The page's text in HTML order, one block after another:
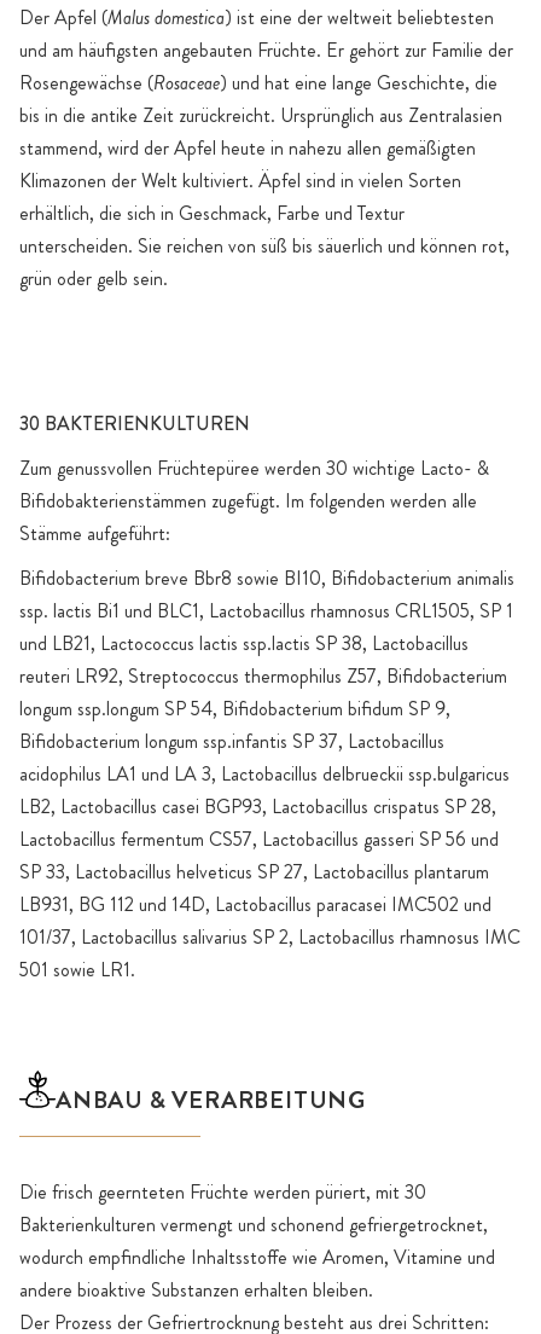
Der Apfel (Malus domestica) ist eine der weltweit beliebtesten
und am häufigsten angebauten Früchte. Er gehört zur Familie der
Rosengewächse (Rosaceae) und hat eine lange Geschichte, die
bis in die antike Zeit zurückreicht. Ursprünglich aus Zentralasien
stammend, wird der Apfel heute in nahezu allen gemäßigten
Klimazonen der Welt kultiviert. Äpfel sind in vielen Sorten
erhältlich, die sich in Geschmack, Farbe und Textur
unterscheiden. Sie reichen von süß bis säuerlich und können rot,
grün oder gelb sein.
30 BAKTERIENKULTUREN
Zum genussvollen Früchtepüree werden 30 wichtige Lacto- &
Bifidobakterienstämmen zugefügt. Im folgenden werden alle
Stämme aufgeführt:
Bifidobacterium breve Bbr8 sowie BI10, Bifidobacterium animalis
ssp. lactis Bi1 und BLC1, Lactobacillus rhamnosus CRL1505, SP 1
und LB21, Lactococcus lactis ssp.lactis SP 38, Lactobacillus
reuteri LR92, Streptococcus thermophilus Z57, Bifidobacterium
longum ssp.longum SP 54, Bifidobacterium bifidum SP 9,
Bifidobacterium longum ssp.infantis SP 37, Lactobacillus
acidophilus LA1 und LA 3, Lactobacillus delbrueckii ssp.bulgaricus
LB2, Lactobacillus casei BGP93, Lactobacillus crispatus SP 28,
Lactobacillus fermentum CS57, Lactobacillus gasseri SP 56 und
SP 33, Lactobacillus helveticus SP 27, Lactobacillus plantarum
LB931, BG 112 und 14D, Lactobacillus paracasei IMC502 und
101/37, Lactobacillus salivarius SP 2, Lactobacillus rhamnosus IMC
501 sowie LR1.
ANBAU & VERARBEITUNG
Die frisch geernteten Früchte werden püriert, mit 30
Bakterienkulturen vermengt und schonend gefriergetrocknet,
wodurch empfindliche Inhaltsstoffe wie Aromen, Vitamine und
andere bioaktive Substanzen erhalten bleiben.
Der Prozess der Gefriertrocknung besteht aus drei Schritten: